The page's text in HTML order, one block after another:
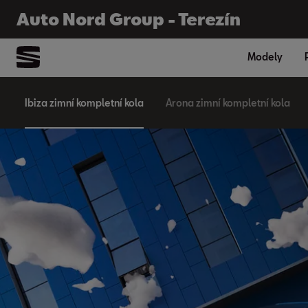
Auto Nord Group - Terezín
Modely
Auto Nord Group - Terezín Modely
Ibiza zimní kompletní kola Arona zimní kompletní kola